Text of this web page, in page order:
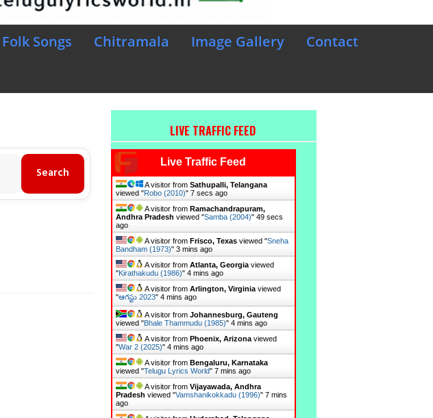
Folk Songs Chitramala Image Gallery
Contact
LIVE TRAFFIC FEED
Live Traffic Feed
A visitor from Sathupalli, Telangana
viewed "Robo (2010)" 8 secs ago
A visitor from Ramachandrapuram,
Andhra Pradesh viewed "Samba (2004)" 50 secs
ago
A visitor from Frisco, Texasviewed "Sneha
Bandham (1973)" 3 mins ago
A visitor from Atlanta, Georgiaviewed
"Kirathakudu (1986)" 4 mins ago
A visitor from Arlington, Virginiaviewed
"ఆగస్టు 2023" 4 mins ago
A visitor from Johannesburg, Gauteng
viewed "Bhale Thammudu (1985)" 4 mins ago
A visitor from Phoenix, Arizonaviewed
"War 2 (2025)" 4 mins ago
A visitor from Bengaluru, Karnataka
viewed "Telugu Lyrics World" 7 mins ago
A visitor from Vijayawada, Andhra
Pradesh viewed "Vamshanikokkadu (1996)" 7 mins
ago